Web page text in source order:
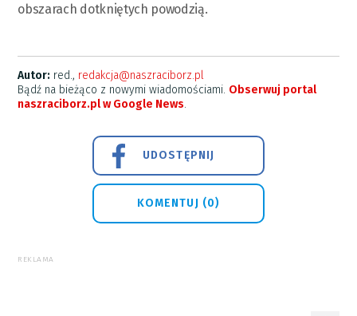
obszarach dotkniętych powodzią.
Autor: red., redakcja@naszraciborz.pl
Bądź na bieżąco z nowymi wiadomościami. Obserwuj portal
naszraciborz.pl w Google News.
UDOSTĘPNIJ
KOMENTUJ (0)
REKLAMA